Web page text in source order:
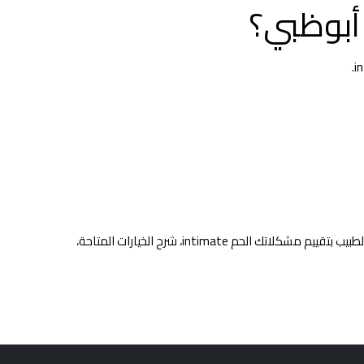
. خلال هذه الزيارة سيقوم الطبيب بتقييم مشكلاتك الحم intimate، شرح الخيارات المتاحة،